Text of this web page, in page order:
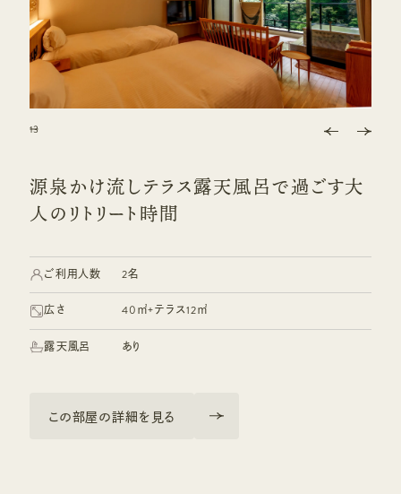
源泉かけ流しテラス露天風呂で過ごす大
人のリトリート時間
ご利用人数 2名
広さ 40㎡+テラス12㎡
露天風呂 あり
この部屋の詳細を見る
13
23
33